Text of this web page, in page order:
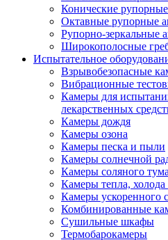
Конические
Октавные рупорные
Рупорно-зеркальные
Широкополосные
Испытательное
Взрывобезопасные
Вибрационные
Камеры для
лекарственных
Камеры дождя
Камеры озона
Камеры песка и пыли
Камеры солнечной
Камеры соляного
Камеры тепла, холода
Камеры ускоренного
Комбинированные
Сушильные шкафы
Термобарокамеры